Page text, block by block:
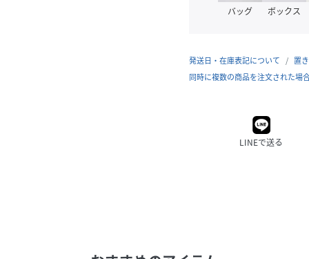
バッグ ボックス
発送日・在庫表記について
置
同時に複数の商品を注文された場
LINEで送る